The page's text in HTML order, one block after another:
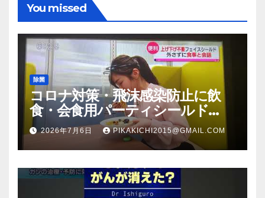
You missed
除菌
コロナ対策・飛沫感染防止に飲
食・会食用パーティシールド
（マスク会食代替品）ＦＢＣ福井
放送のＴＶ番組での紹介映像
2026年7月6日 PIKAKICHI2015@GMAIL.COM